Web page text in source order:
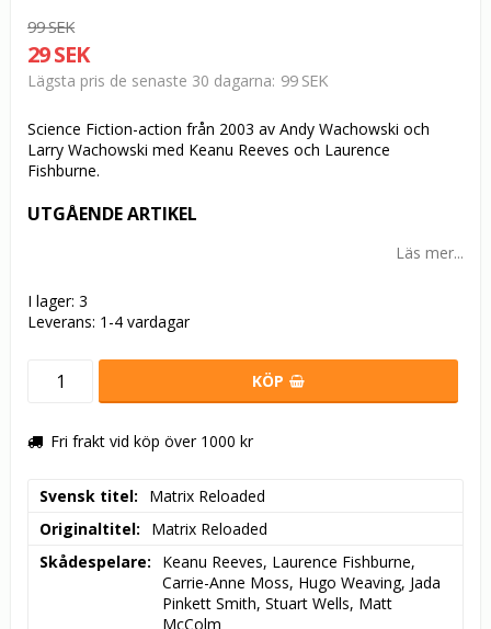
99 SEK
29 SEK
Lägsta pris de senaste 30 dagarna 99 SEK
Science Fiction-action från 2003 av Andy Wachowski och
Larry Wachowski med Keanu Reeves och Laurence
Fishburne.
UTGÅENDE ARTIKEL
Läs mer...
I lager: 3
Leverans: 1-4 vardagar
KÖP
Fri frakt vid köp över 1000 kr
Svensk titel
Matrix Reloaded
Originaltitel
Matrix Reloaded
Skådespelare
Keanu Reeves, Laurence Fishburne,
Carrie-Anne Moss, Hugo Weaving, Jada
Pinkett Smith, Stuart Wells, Matt
McColm